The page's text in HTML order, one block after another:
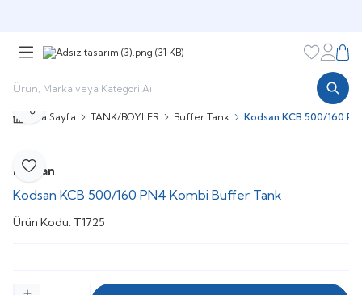
Favorilerim
Ana Sayfa TANK/BOYLER Buffer Tank Kodsan KCB 500/160
Favoriye Ekle
Paylaş
Kodsan
Kodsan KCB 500/160 PN4 Kombi Buffer Tank
Ürün Kodu: T1725